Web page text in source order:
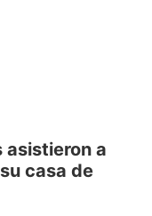
asistieron a
casa de